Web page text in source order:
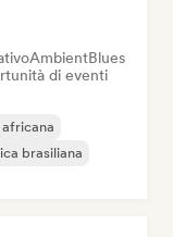
AmbientBlues
di eventi
brasiliana